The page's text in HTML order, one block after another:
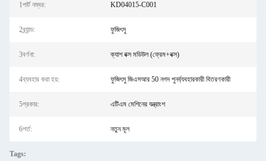
1পার্ট নম্বর: KD04015-C001
2ব্র্যান্ড: ফুজিৎসু
3বর্ণনা: ক্যাশ বক্স মডিউল (ফ্রেম+বক্স)
4ব্যবহার করা হয়: ফুজিৎসু জিএসআর 50 নগদ পুনর্ব্যবহারকারী বিতরণকারী
5প্রকার: এটিএম মেশিনের যন্ত্রাংশ
6শর্ত: নতুন মূল
Tags: